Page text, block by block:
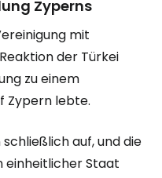
Zyperns
mit
der Türkei
zu einem
Zypern lebte.
auf, und die
einheitlicher Staat